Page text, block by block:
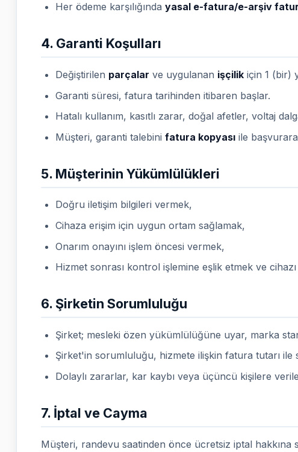
Her ödeme karşılığında yasal e-fatura/e-arşiv
4. Garanti Koşulları
Değiştirilen parçalar ve uygulanan işçilik için 1 (bir)
Garanti süresi, fatura tarihinden itibaren başlar.
Hatalı kullanım, kasıtlı zarar, doğal afetler, voltaj
Müşteri, garanti talebini fatura kopyası ile
5. Müşterinin Yükümlülükleri
Doğru iletişim bilgileri vermek,
Cihaza erişim için uygun ortam sağlamak,
Onarım onayını işlem öncesi vermek,
Hizmet sonrası kontrol işlemine eşlik etmek ve
6. Şirketin Sorumluluğu
Şirket; mesleki özen yükümlülüğüne uyar, marka
Şirket'in sorumluluğu, hizmete ilişkin fatura tutarı ile
Dolaylı zararlar, kar kaybı veya üçüncü kişilere
7. İptal ve Cayma
Müşteri, randevu saatinden önce ücretsiz iptal hakkına